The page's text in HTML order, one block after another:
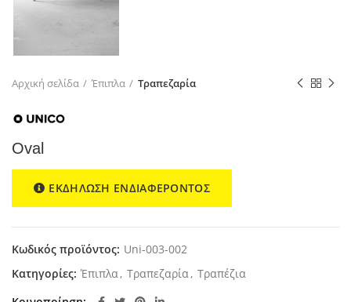
Αρχική σελίδα Έπιπλα Τραπεζαρία
Oval
ΕΚΔΗΛΩΣΗ ΕΝΔΙΑΦΕΡΟΝΤΟΣ
Κωδικός προϊόντος: Uni-003-002
Κατηγορίες: Έπιπλα , Τραπεζαρία , Τραπέζια